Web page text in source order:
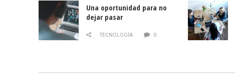
Una oportunidad para no
dejar pasar
TECNOLOGÍA 0